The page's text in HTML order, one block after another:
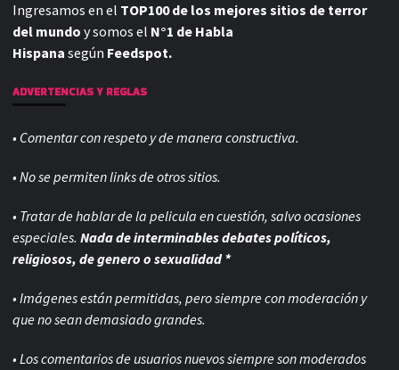
Ingresamos en el TOP100 de los mejores sitios de terror
del mundo y somos el N°1 de Habla
Hispana según Feedspot.
ADVERTENCIAS Y REGLAS
• Comentar con respeto y de manera constructiva.
• No se permiten links de otros sitios.
• Tratar de hablar de la pelicula en cuestión, salvo ocasiones
especiales. Nada de interminables debates políticos,
religiosos, de genero o sexualidad *
• Imágenes están permitidas, pero siempre conmoderación y
que no sean demasiado grandes.
• Los comentarios de usuarios nuevos siempre son moderados